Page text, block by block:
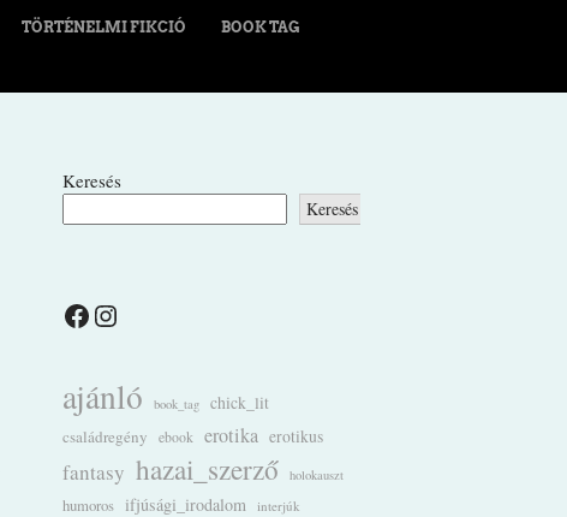
TÖRTÉNELMI FIKCIÓ BOOK TAG
Keresés
Keresés
Facebook Instagram
ajánló book_tag
chick_lit
családregény
ebook erotika erotikus
fantasy hazai_szerző holokauszt
humoros ifjúsági_irodalom interjúk